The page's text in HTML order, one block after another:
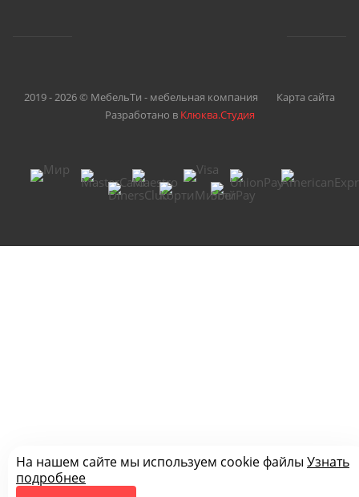
2019 - 2026 © МебельТи - мебельная компания
Карта сайта
Разработано в Клюква.Студия
На нашем сайте мы используем cookie файлы Узнать
подробнее